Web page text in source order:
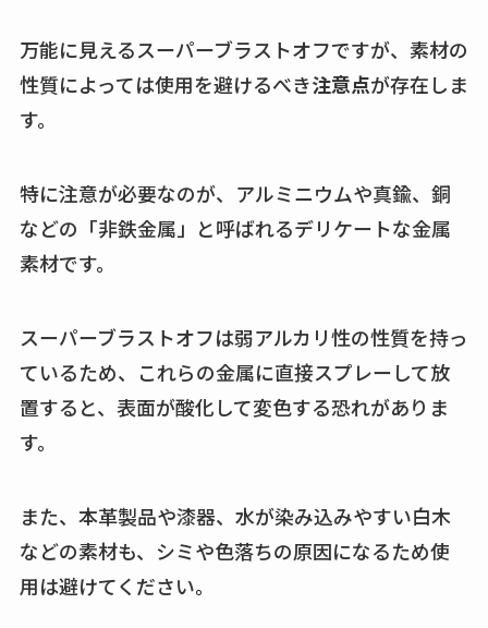
万能に見えるスーパーブラストオフですが、素材の
性質によっては使用を避けるべき注意点が存在しま
す。
特に注意が必要なのが、アルミニウムや真鍮、銅
などの「非鉄金属」と呼ばれるデリケートな金属
素材です。
スーパーブラストオフは弱アルカリ性の性質を持っ
ているため、これらの金属に直接スプレーして放
置すると、表面が酸化して変色する恐れがありま
す。
また、本革製品や漆器、水が染み込みやすい白木
などの素材も、シミや色落ちの原因になるため使
用は避けてください。